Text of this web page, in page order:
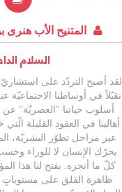
المتنيح الأب هنرى
السلام
لقد أصبح التردّد على
تقبّلاً في أوساطنا الاجتماعيّة
أسلوب حياتنا "العصريّة" عن
أهالينا في العقود القليلة
عبر مراحل تطوّر البشريّة،
يحرّك الإنسان لا للوراء
كلّ ما أنجزه. يفتح لنا هذا
ظاهرة القلق على مستوياتٍ